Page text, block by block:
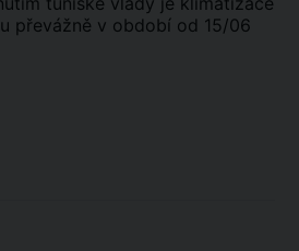
převážně v období od 15/06